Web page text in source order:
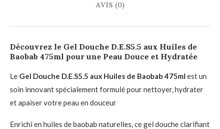
AVIS (0)
Découvrez le Gel Douche D.E.S5.5 aux Huiles de
Baobab 475ml pour une Peau Douce et Hydratée
Le Gel Douche D.E.S5.5 aux Huiles de Baobab 475ml est un
soin innovant spécialement formulé pour nettoyer, hydrater
et apaiser votre peau en douceur
Enrichi en huiles de baobab naturelles, ce gel douche clarifiant